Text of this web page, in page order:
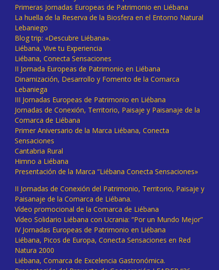
Primeras Jornadas Europeas de Patrimonio en Liébana
La huella de la Reserva de la Biosfera en el Entorno Natural
Lebaniego
Blog trip: «Descubre Liébana».
Liébana, Vive tu Experiencia
Liébana, Conecta Sensaciones
II Jornada Europeas de Patrimonio en Liébana
Dinamización, Desarrollo y Fomento de la Comarca
Lebaniega
III Jornadas Europeas de Patrimonio en Liébana
Jornadas de Conexión, Territorio, Paisaje y Paisanaje de la
Comarca de Liébana
Primer Aniversario de la Marca Liébana, Conecta
Sensaciones
Cantabria Rural
Himno a Liébana
Presentación de la Marca “Liébana Conecta Sensaciones»
II Jornadas de Conexión del Patrimonio, Territorio, Paisaje y
Paisanaje de la Comarca de Liébana.
Vídeo promocional de la Comarca de Liébana
Vídeo Solidario Liébana con Ucrania: “Por un Mundo Mejor”
IV Jornadas Europeas de Patrimonio en Liébana
Liébana, Picos de Europa, Conecta Sensaciones en Red
Natura 2000
Liébana, Comarca de Excelencia Gastronómica.